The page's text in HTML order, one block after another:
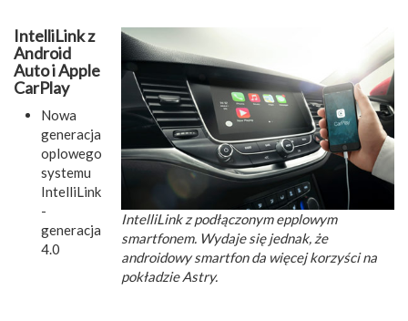
IntelliLink z podłączonym epplowym
smartfonem. Wydaje się jednak, że
androidowy smartfon da więcej korzyści na
pokładzie Astry.
IntelliLink z
Android
Auto i Apple
CarPlay
Nowa
generacja
oplowego
systemu
IntelliLink
-
generacja
4.0